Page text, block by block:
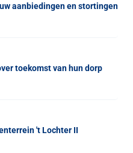
aanbiedingen en stortingen
toekomst van hun dorp
't Lochter II